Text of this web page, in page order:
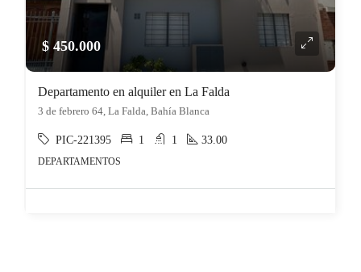
$ 450.000
Departamento en alquiler en La Falda
3 de febrero 64, La Falda, Bahía Blanca
PIC-221395 1 1 33.00
DEPARTAMENTOS